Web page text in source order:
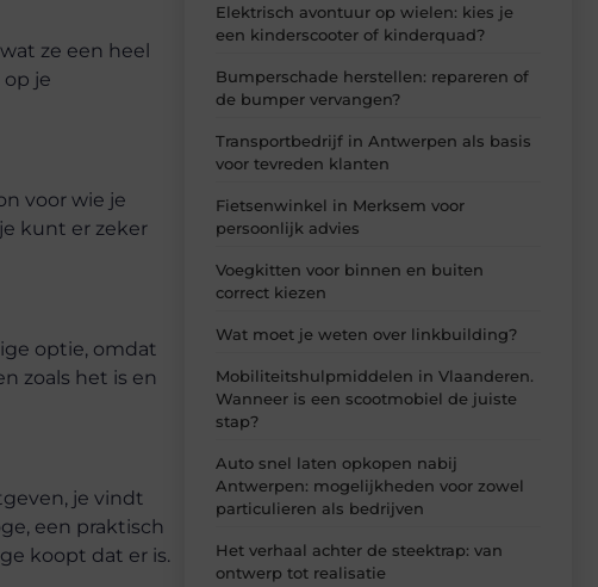
ze een heel
je
voor wie je
kunt er zeker
optie, omdat
zoals het is en
je vindt
een praktisch
koopt dat er is.
Elektrisch avontuur op wielen: kies je
een kinderscooter of kinderquad?
Bumperschade herstellen: repareren of
de bumper vervangen?
Transportbedrijf in Antwerpen als basis
voor tevreden klanten
Fietsenwinkel in Merksem voor
persoonlijk advies
Voegkitten voor binnen en buiten
correct kiezen
Wat moet je weten over linkbuilding?
Mobiliteitshulpmiddelen in Vlaanderen.
Wanneer is een scootmobiel de juiste
stap?
Auto snel laten opkopen nabij
Antwerpen: mogelijkheden voor zowel
particulieren als bedrijven
Het verhaal achter de steektrap: van
ontwerp tot realisatie